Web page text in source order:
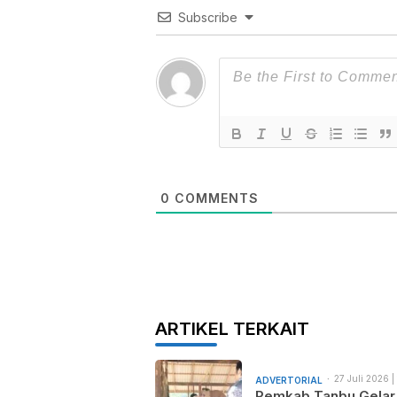
Subscribe
0 COMMENTS
ARTIKEL TERKAIT
ADVERTORIAL
27 Juli 2026 |
am